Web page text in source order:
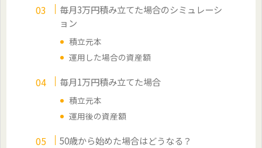
毎月3万円積み立てた場合のシミュレーシ
ョン
積立元本
運用した場合の資産額
毎月1万円積み立てた場合
積立元本
運用後の資産額
50歳から始めた場合はどうなる？